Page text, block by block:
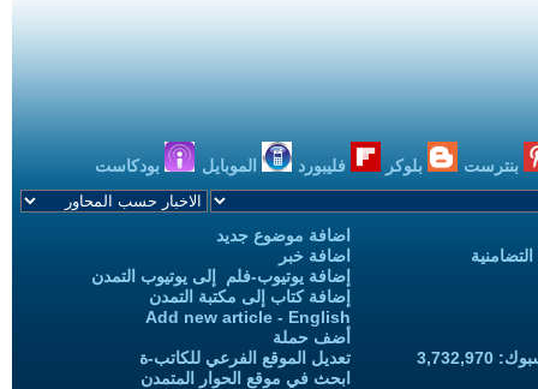
بنترست بلوكر فليبورد الموبايل بودكاست
اضافة موضوع جديد
اضافة خبر
إضافة يوتيوب-فلم إلى يوتيوب التمدن
إضافة كتاب إلى مكتبة التمدن
Add new article - English
أضف حملة
تعديل الموقع الفرعي للكاتب-ة
ابحث في موقع الحوار المتمدن